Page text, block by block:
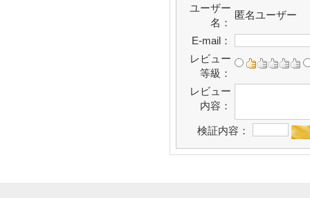
ユーザー
名：
匿名ユーザー
E-mail：
レビュー
等級：
レビュー
内容：
検証内容：